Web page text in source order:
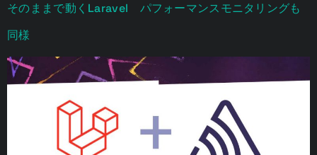
そのままで動くLaravel パフォーマンスモニタリングも
同様